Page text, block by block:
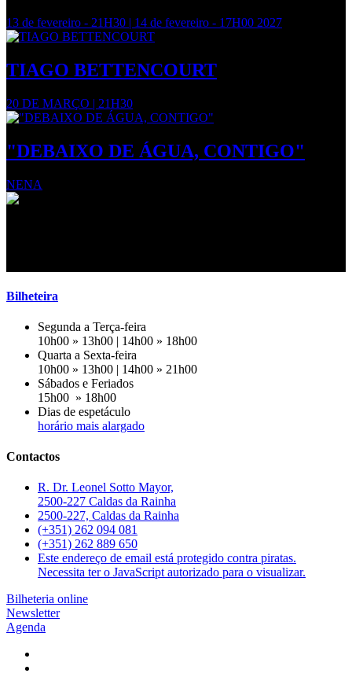
13 de fevereiro - 21H30 | 14 de fevereiro - 17H00 2027
TIAGO BETTENCOURT
20 DE MARÇO | 21H30
"DEBAIXO DE ÁGUA, CONTIGO"
NENA
Bilheteira
Segunda a Terça-feira
10h00 » 13h00 | 14h00 » 18h00
Quarta a Sexta-feira
10h00 » 13h00 | 14h00 » 21h00
Sábados e Feriados
15h00 » 18h00
Dias de espetáculo
horário mais alargado
Contactos
R. Dr. Leonel Sotto Mayor,
2500-227 Caldas da Rainha
2500-227, Caldas da Rainha
(+351) 262 094 081
(+351) 262 889 650
Este endereço de email está protegido contra piratas.
Necessita ter o JavaScript autorizado para o visualizar.
Bilheteria online
Newsletter
Agenda